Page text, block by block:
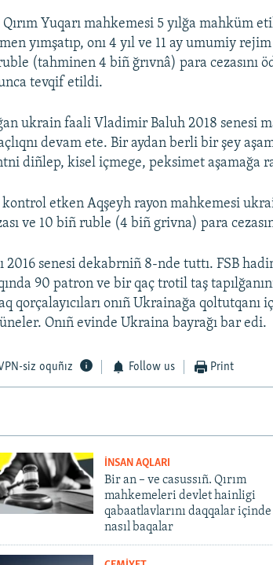
Yuqarı mahkemesi 5 yılğa mahküm
yımşatıp, onı 4 yıl ve 11 ay umumiy
(tahminen 4 biñ ğrıvnâ) para cezasını
tevqif etildi.
ukrain faali Vladimir Baluh 2018 senesi
devam ete. Bir aydan berli bir şey
diñlep, kisel içmege, peksimet aşamağa
etken Aqşeyh rayon mahkemesi
ve 10 biñ ruble (4 biñ grivna) para
2016 senesi dekabrniñ 8-nde tuttı. FSB
90 patron ve bir qaç trotil taş
qorçalayıcıları onıñ Ukrainağa qoltutqanı
Onıñ evinde Ukraina bayrağı bar edi.
siz oquñız Follow us Print
İNSAN AQLARI
Bir an – ve casussıñ. Qırım
mahkemeleri devlet hainligi
qabaatlavlarını daqqalar içinde
nasıl baqalar